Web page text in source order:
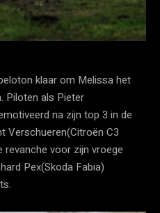
klaar om Melissa het
Piloten als Pieter
na zijn top 3 in de
Verschueren(Citroën C3
revanche voor zijn vroege
Pex(Skoda Fabia)